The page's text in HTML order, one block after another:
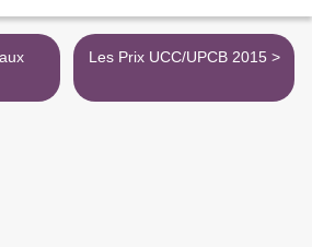
Les Prix UCC/UPCB 2015 >